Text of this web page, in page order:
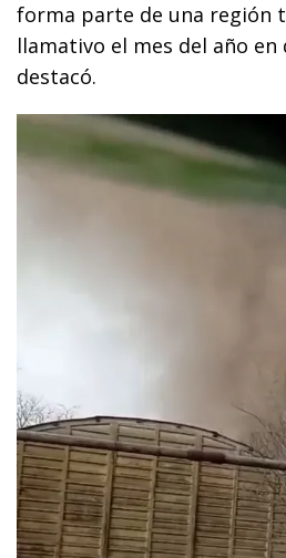
forma parte de una región
llamativo el mes del año en
destacó.